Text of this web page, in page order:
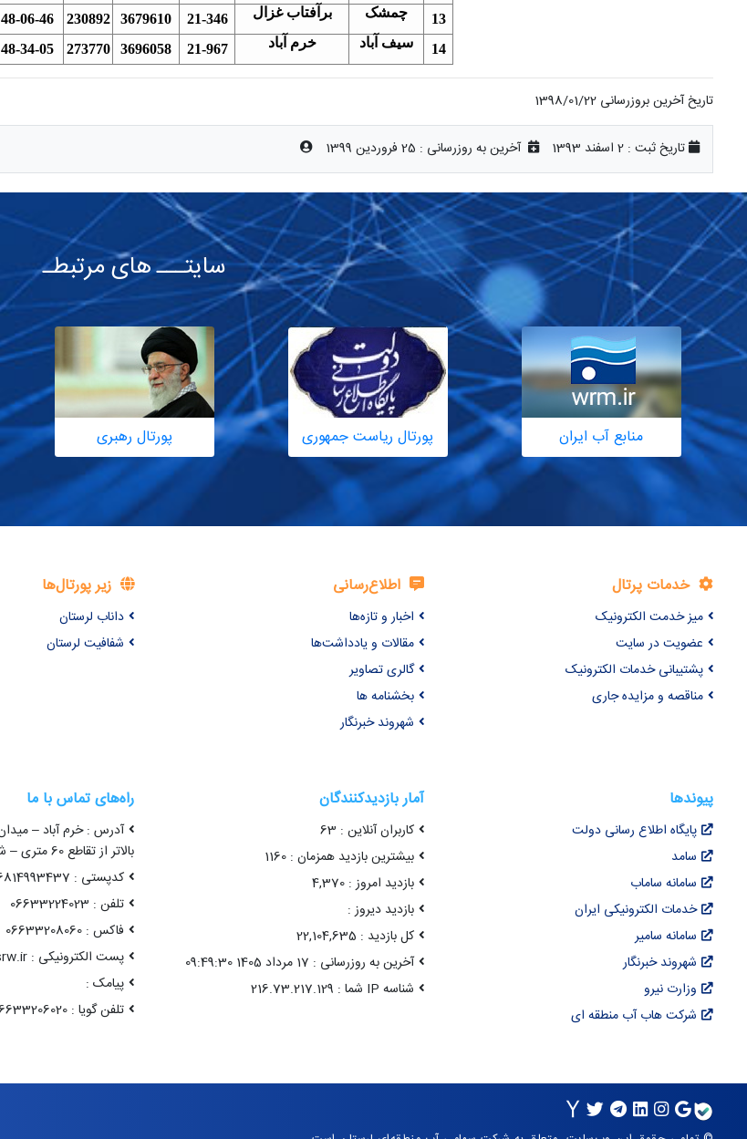
13
چمشک برآفتاب غزال 21-346
3679610
230892
48-06-46
14
سیف آباد خرم آباد 21-967
3696058
273770
48-34-05
تاریخ آخرین بروزرسانی 1398/01/22
تاریخ ثبت : 2 اسفند 1393 آخرین به روزرسانی : 25 فروردین 1399
سایتـــ های مرتبطـ
منابع آب ایران پورتال ریاست جمهوری پورتال رهبری
خدمات پرتال
میز خدمت الکترونیک
عضویت در سایت
پشتیبانی خدمات الکترونیک
مناقصه و مزایده جاری
اطلاع‌رسانی
اخبار و تازه‌ها
مقالات و یادداشت‌ها
گالری تصاویر
بخشنامه ها
شهروند خبرنگار
زیر پورتال‌ها
داناب لرستان
شفافیت لرستان
پیوندها
پایگاه اطلاع رسانی دولت
سامد
سامانه ساماب
خدمات الکترونیکی ایران
سامانه سامیر
شهروند خبرنگار
وزارت نیرو
شرکت هاب آب منطقه ای
آمار بازدیدکنندگان
کاربران آنلاین : 63
بیشترین بازدید همزمان : 1160
بازدید امروز : 4,370
بازدید دیروز :
کل بازدید : 22,104,635
آخرین به روزرسانی : 17 مرداد 1405 09:49:30
شناسه IP شما : 216.73.217.129
راه‌های تماس با ما
بالاتر از تقاطع 60 متری – شرکت آب منطقه ای لرستان
کدپستی : 6814993437
تلفن : 06633224023
فاکس : 06633208060
پست الکترونیکی : lsrw[at]lsrw.ir
پیامک :
تلفن گویا : 06633206020